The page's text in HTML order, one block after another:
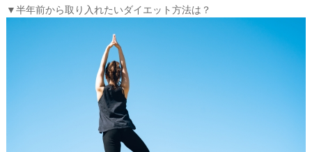
▼半年前から取り入れたいダイエット方法は？